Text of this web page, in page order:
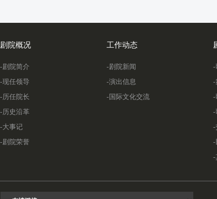
剧院概况
-剧院简介
-现任领导
-历任院长
-历史沿革
-大事记
-剧院荣誉
工作动态
-剧院新闻
-演出信息
-国际文化交流
-
-
-
-
-
-
-